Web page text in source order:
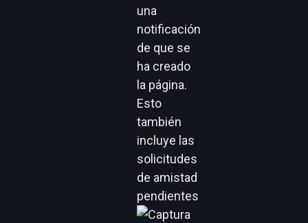
una
notificación
de que se
ha creado
la página.
Esto
también
incluye las
solicitudes
de amistad
pendientes